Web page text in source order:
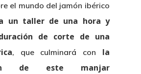
el mundo del jamón ibérico
un taller de una hora y
de corte de una
, que culminará con la
de este manjar